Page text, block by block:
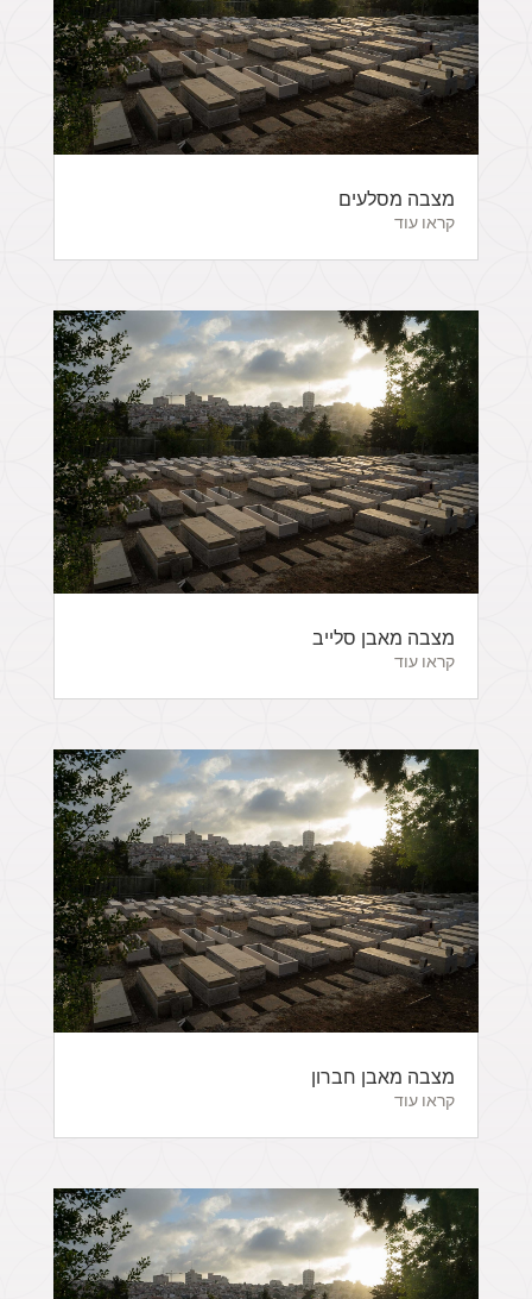
מצבה מסלעים
קראו עוד
מצבה מאבן סלייב
קראו עוד
מצבה מאבן חברון
קראו עוד